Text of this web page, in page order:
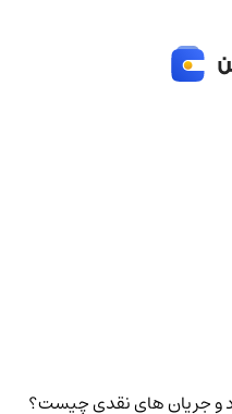
جریان های نقدی چیست؟